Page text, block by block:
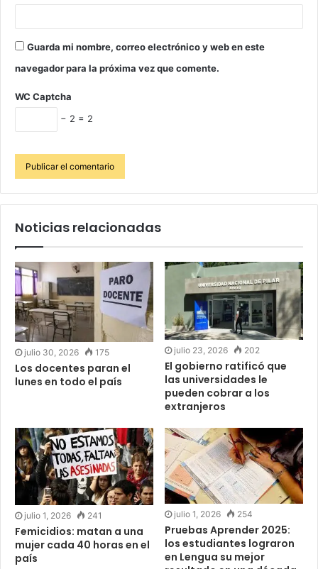
Guarda mi nombre, correo electrónico y web en este
navegador para la próxima vez que comente.
WC Captcha
− 2 = 2
Noticias relacionadas
julio 30, 2026 175
Los docentes paran el
lunes en todo el país
julio 23, 2026 202
El gobierno ratificó que
las universidades le
pueden cobrar a los
extranjeros
julio 1, 2026 241
Femicidios: matan a una
mujer cada 40 horas en el
país
julio 1, 2026 254
Pruebas Aprender 2025:
los estudiantes lograron
en Lengua su mejor